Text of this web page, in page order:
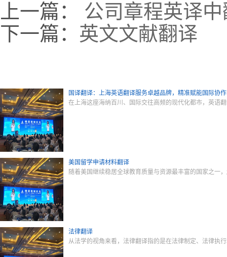
上一篇：
公司章程英译
下一篇： 英文文献翻译
国译翻译：上海英语翻译服务卓越品牌，精准赋能国际协作
在上海这座海纳百川、国际交往高频的现代化都市，英语
美国留学申请材料翻译
随着美国继续稳居全球教育质量与资源最丰富的国家之一
法律翻译
从法学的视角来看，法律翻译指的是在法律制定、法律执